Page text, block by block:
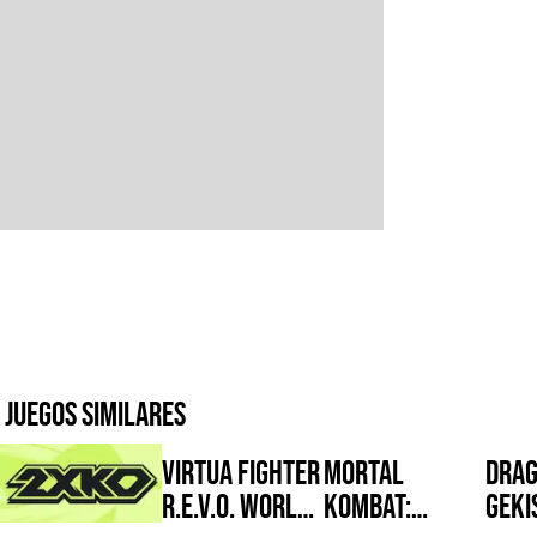
Juegos similares
Virtua Fighter
R.E.V.O. World
Mortal
Kombat: